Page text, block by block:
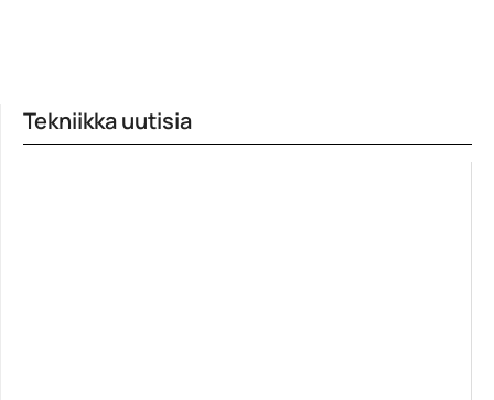
Tekniikka uutisia